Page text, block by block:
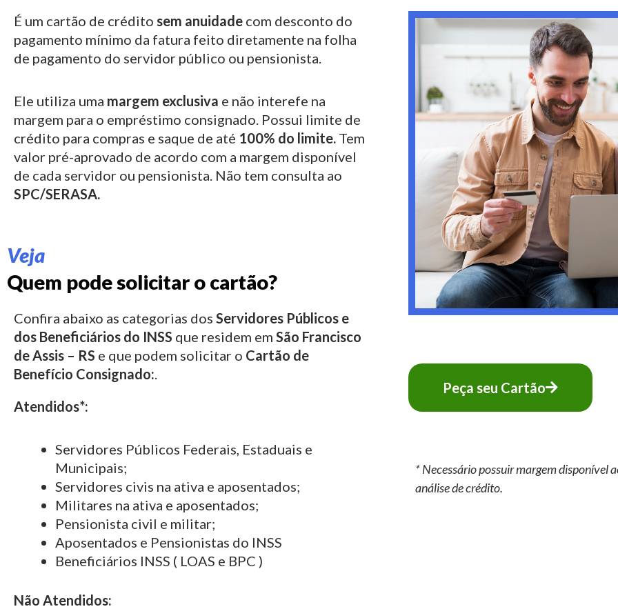
É um cartão de crédito sem anuidade com desconto do
pagamento mínimo da fatura feito diretamente na folha
de pagamento do servidor público ou pensionista.
Ele utiliza uma margem exclusiva e não interefe na
margem para o empréstimo consignado. Possui limite de
crédito para compras e saque de até 100% do limite. Tem
valor pré-aprovado de acordo com a margem disponível
de cada servidor ou pensionista. Não tem consulta ao
SPC/SERASA.
Veja
Quem pode solicitar o cartão?
Confira abaixo as categorias dos Servidores Públicos e
dos Beneficiários do INSS que residem em São Francisco
de Assis – RS e que podem solicitar o Cartão de
Benefício Consignado:.
Atendidos*:
Servidores Públicos Federais, Estaduais e
Municipais;
Servidores civis na ativa e aposentados;
Militares na ativa e aposentados;
Pensionista civil e militar;
Aposentados e Pensionistas do INSS
Beneficiários INSS ( LOAS e BPC )
Não Atendidos:
Peça seu Cartão
* Necessário possuir margem disponível
análise de crédito.